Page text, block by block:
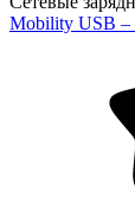
Mobility USB –